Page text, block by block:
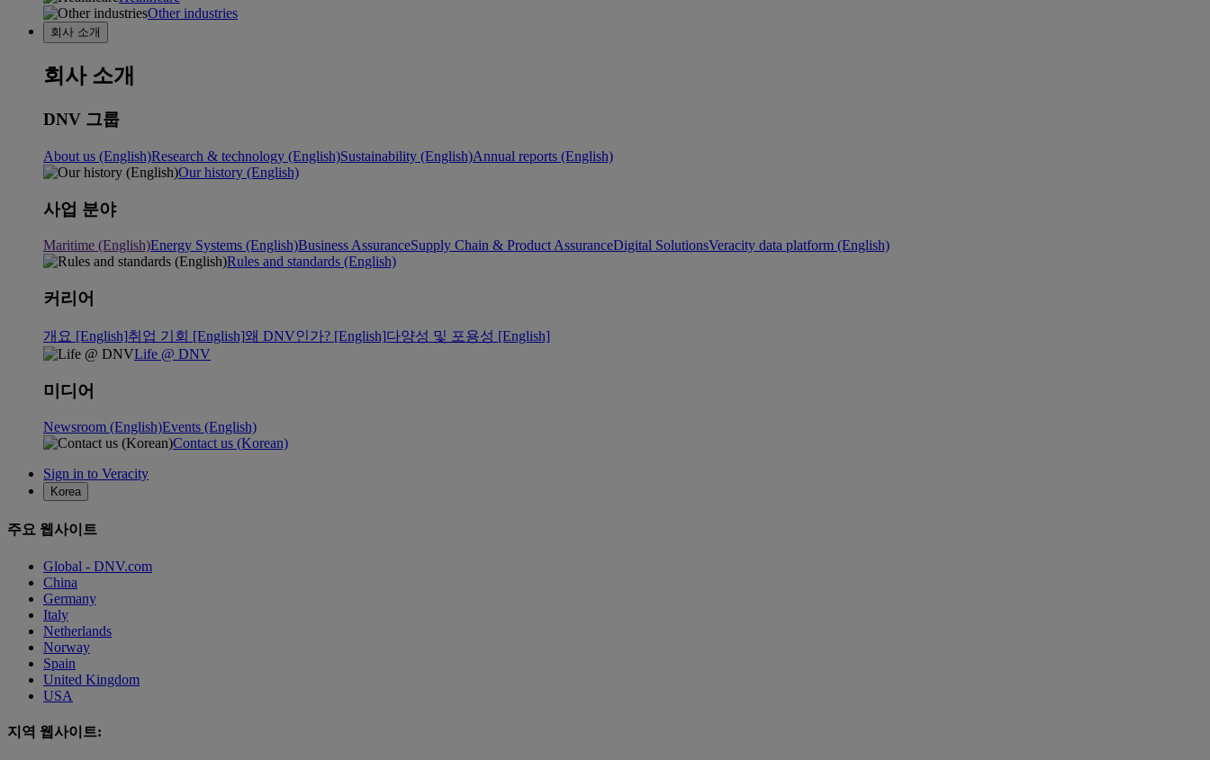
Other industries
회사 소개
회사 소개
DNV 그룹
About us (English)Research & technology (English)Sustainability (English)Annual reports (English)
Our history (English)
사업 분야
Maritime (English)Energy Systems (English)Business AssuranceSupply Chain & Product AssuranceDigital SolutionsVeracity data platform (English)
Rules and standards (English)
커리어
개요 [English]취업 기회 [English]왜 DNV인가? [English]다양성 및 포용성 [English]
Life @ DNV
미디어
Newsroom (English)Events (English)
Contact us (Korean)
Sign in to Veracity
Korea
주요 웹사이트
Global - DNV.com
China
Germany
Italy
Netherlands
Norway
Spain
United Kingdom
USA
지역 웹사이트: